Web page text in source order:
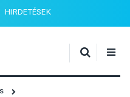
HIRDETÉSEK